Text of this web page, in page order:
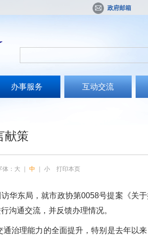
政府邮箱
办事服务 互动交流
献策
体： 大 中 小 打印本页
华东局，就市政协第0058号提案《关
沟通交流，并反馈办理情况。
治理能力的全面提升，特别是去年以